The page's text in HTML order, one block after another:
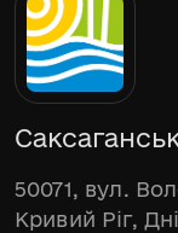
50071, вул.
Кривий Ріг,